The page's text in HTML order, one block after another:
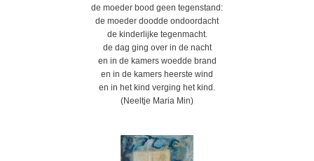
de moeder bood geen tegenstand:
de moeder doodde ondoordacht
de kinderlijke tegenmacht.
de dag ging over in de nacht
en in de kamers woedde brand
en in de kamers heerste wind
en in het kind verging het kind.
(Neeltje Maria Min)